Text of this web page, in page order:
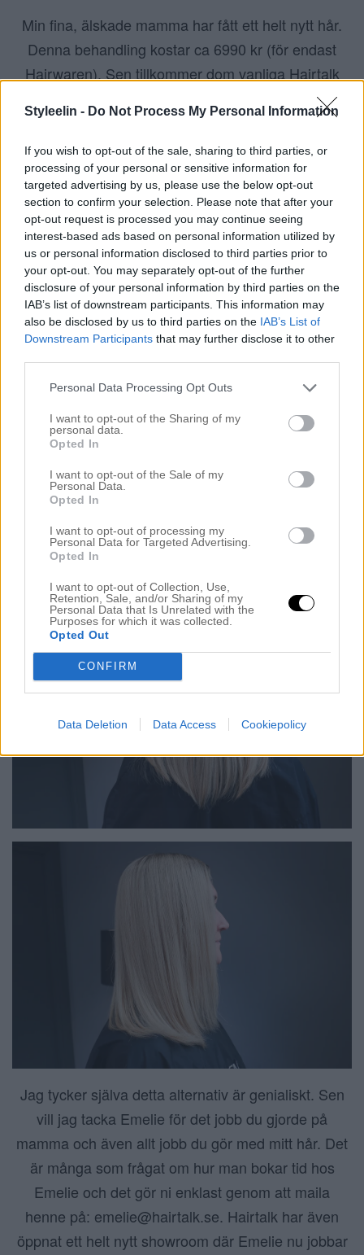
Styleelin - Do Not Process My Personal Information
If you wish to opt-out of the sale, sharing to third parties, or
processing of your personal or sensitive information for
targeted advertising by us, please use the below opt-out
section to confirm your selection. Please note that after your
opt-out request is processed you may continue seeing
interest-based ads based on personal information utilized by
us or personal information disclosed to third parties prior to
your opt-out. You may separately opt-out of the further
disclosure of your personal information by third parties on the
IAB’s list of downstream participants. This information may
also be disclosed by us to third parties on the IAB’s List of
Downstream Participants that may further disclose it to other
Personal Data Processing Opt Outs
I want to opt-out of the Sharing of my
personal data.
Opted In
I want to opt-out of the Sale of my
Personal Data.
Opted In
I want to opt-out of processing my
Personal Data for Targeted Advertising.
Opted In
I want to opt-out of Collection, Use,
Retention, Sale, and/or Sharing of my
Personal Data that Is Unrelated with the
Purposes for which it was collected.
Opted Out
CONFIRM
Data Deletion Data Access Cookiepolicy
Min fina, älskade mamma har fått ett helt nytt hår.
Denna behandling kostar ca 6990 kr (för endast
Hairwaren). Sen tillkommer dom vanliga Hairtalk
Jag tycker själva detta alternativ är genialiskt. Sen
vill jag tacka Emelie för det jobb du gjorde på
mamma och även allt jobb du gör med mitt hår. Det
är många som frågat om hur man bokar tid hos
Emelie och det gör ni enklast genom att maila
henne på: emelie@hairtalk.se. Hairtalk har även
öppnat ett helt nytt showroom där Emelie nu jobbar